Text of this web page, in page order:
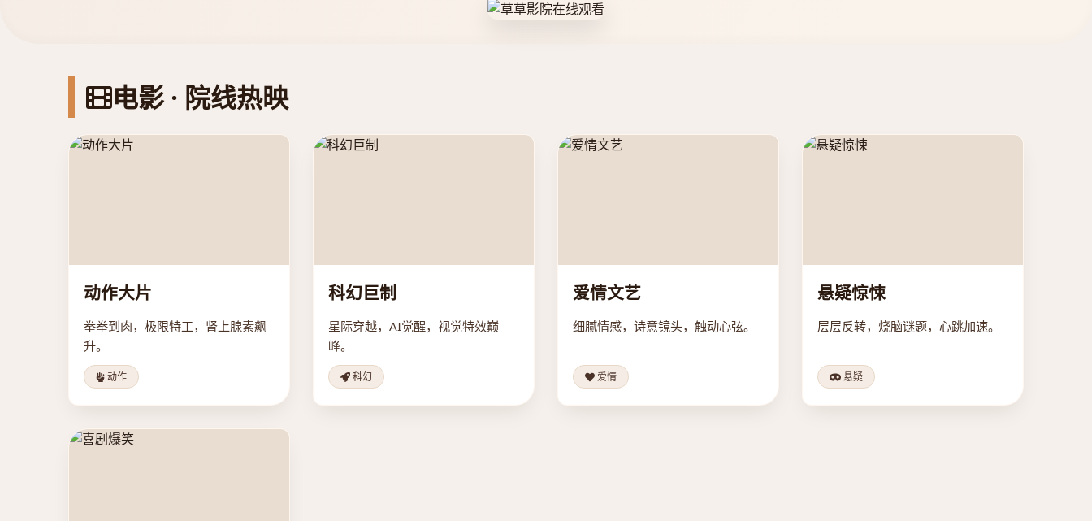
电影 · 院线热映
动作大片
拳拳到肉，极限特工，肾上腺素飙
升。
动作
科幻巨制
星际穿越，AI觉醒，视觉特效巅
峰。
科幻
爱情文艺
细腻情感，诗意镜头，触动心弦。
爱情
悬疑惊悚
层层反转，烧脑谜题，心跳加速。
悬疑